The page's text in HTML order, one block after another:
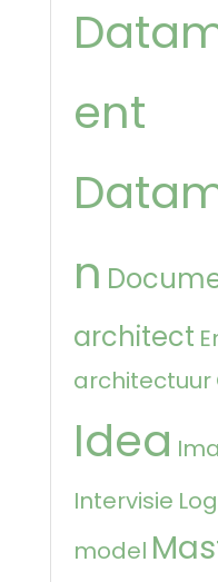
ent
n
architect
architectuur
Idea
Intervisie
model